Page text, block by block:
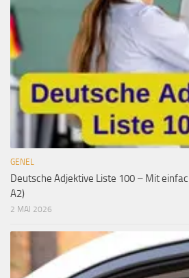
GENEL
Deutsche Adjektive Liste 100 – Mit
A2)
2 MAI 2026